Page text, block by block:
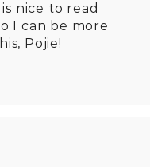
nice to read
I can be more
Pojie!